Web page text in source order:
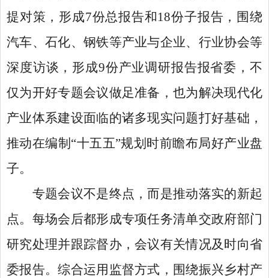
提对策，形成7份总报告和18份子报告，围绕
汽车、石化、钢铁等产业与企业、行业协会等
深度访谈，形成9份产业调研报告报省委，不
仅为开好专题会议做足准备，也为解决现代化
产业体系建设面临的诸多现实问题打好基础，
推动在编制“十五五”规划时前瞻布局好产业盘
子。
专题会议不是终点，而是推动落实的新起
点。每场会后都形成专项任务清单交政府部门
研究处理并跟踪督办，会议有关情况及时向省
委报告。综合运用监督方式，围绕振兴乡村产